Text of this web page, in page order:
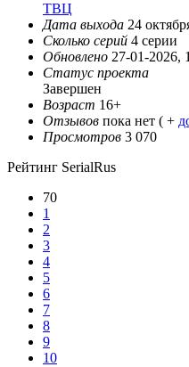
ТВЦ
Дата выхода 24
Сколько серий 4 серии
Обновлено 27-01-2026,
Статус проекта
Завершен
Возраст 16+
Отзывов пока нет ( +
Просмотров 3 070
Рейтинг SerialRus
70
1
2
3
4
5
6
7
8
9
10